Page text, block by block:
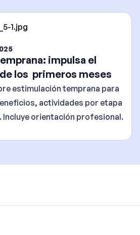
impulsa el
los primeros meses
estimulación temprana para
actividades por etapa
Incluye orientación profesional.